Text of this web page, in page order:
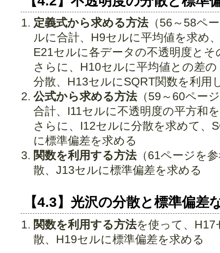
定義式から求める方法（56～58ペ
ルに合計、H9セルに平均値を求め
E21セルに各データの不透明度と
さらに、H10セルに平均値との差
分散、H13セルにSQRT関数を利用
公式から求める方法（59～60ペー
合計、I11セルに不透明度の平方和
さらに、I12セルに分散を求めて、
に標準偏差を求める
関数を利用する方法（61ページを
散、J13セルに標準偏差を求める
【4.3】光沢の分散と標準偏差
関数を利用する方法を使って、H17
散、H19セルに標準偏差を求める